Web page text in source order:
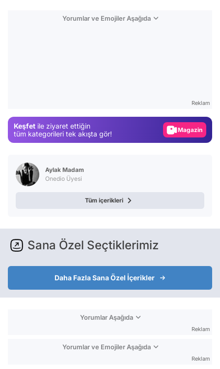
Yorumlar ve Emojiler Aşağıda
Reklam
Keşfet ile ziyaret ettiğin
tüm kategorileri tek akışta gör!
Video
Aylak Madam
Onedio Üyesi
Tüm içerikleri
Sana Özel Seçtiklerimiz
Daha Fazla Sana Özel İçerikler
Yorumlar Aşağıda
Reklam
Yorumlar ve Emojiler Aşağıda
Reklam